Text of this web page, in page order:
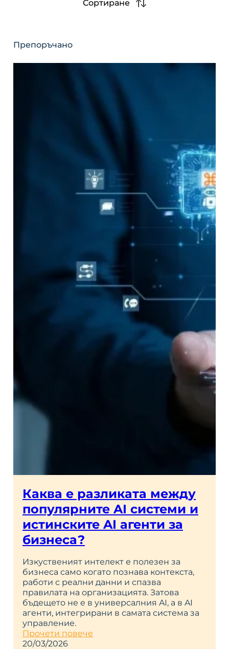
Сортиране
Препоръчано
Каква е разликата между
популярните AI системи и
истинските AI агенти за
бизнеса?
Изкуственият интелект е полезен за
бизнеса само когато познава контекста,
работи с реални данни и спазва
правилата на организацията. Затова
бъдещето не е в универсалния AI, а в AI
агенти, интегрирани в самата система за
управление.
Прочети повече
20/03/2026